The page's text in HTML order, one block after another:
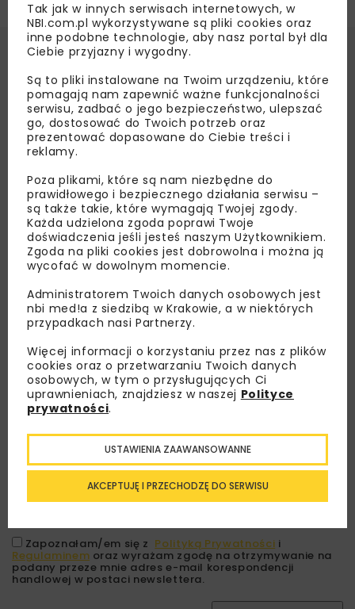
Lubisz wiedzieć więcej?
Zapisz się do newslettera aby otrzymywać od
nas najlepsze informacje branżowe,
zaproszenia na wydarzenia, atrakcyjne oferty i
dedykowane akcje specjalne.
Zapoznałam/em się z Polityką Prywatności i
Regulaminem oraz wyrażam zgodę na otrzymywanie na
podany przeze mnie adres e-mail korespondencji
handlowej w postaci newslettera.
Tak jak w innych serwisach internetowych, w
NBI.com.pl wykorzystywane są pliki cookies oraz
inne podobne technologie, aby nasz portal był dla
Ciebie przyjazny i wygodny.
Są to pliki instalowane na Twoim urządzeniu, które
pomagają nam zapewnić ważne funkcjonalności
serwisu, zadbać o jego bezpieczeństwo, ulepszać
go, dostosować do Twoich potrzeb oraz
prezentować dopasowane do Ciebie treści i
reklamy.
Poza plikami, które są nam niezbędne do
prawidłowego i bezpiecznego działania serwisu –
są także takie, które wymagają Twojej zgody.
Każda udzielona zgoda poprawi Twoje
doświadczenia jeśli jesteś naszym Użytkownikiem.
Zgoda na pliki cookies jest dobrowolna i można ją
wycofać w dowolnym momencie.
Administratorem Twoich danych osobowych jest
nbi med!a z siedzibą w Krakowie, a w niektórych
przypadkach nasi Partnerzy.
Więcej informacji o korzystaniu przez nas z plików
cookies oraz o przetwarzaniu Twoich danych
osobowych, w tym o przysługujących Ci
uprawnieniach, znajdziesz w naszej Polityce
prywatności.
AKCEPTUJĘ I PRZECHODZĘ DO SERWISU
USTAWIENIA ZAAWANSOWANNE